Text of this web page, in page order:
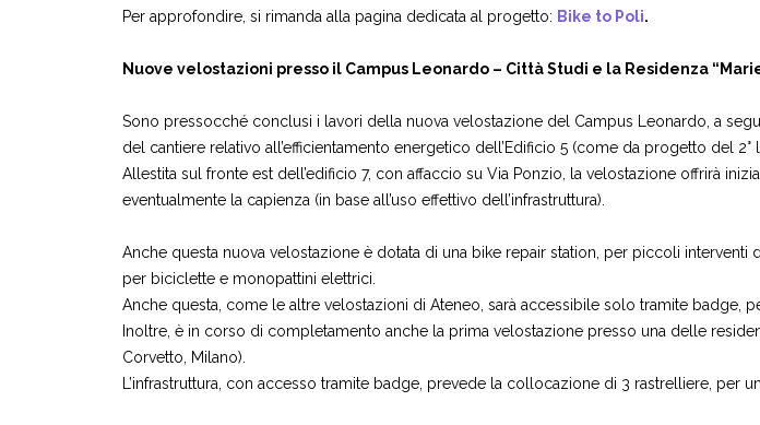
Per approfondire, si rimanda alla pagina dedicata al progetto: Bike to Poli.
Nuove velostazioni presso il Campus Leonardo – Città Studi e la Residenza
Sono pressocché conclusi i lavori della nuova velostazione del Campus Leonardo, a
del cantiere relativo all’efficientamento energetico dell’Edificio 5 (come da progetto del
Allestita sul fronte est dell’edificio 7, con affaccio su Via Ponzio, la velostazione offrirà
eventualmente la capienza (in base all’uso effettivo dell’infrastruttura).
Anche questa nuova velostazione è dotata di una bike repair station, per piccoli
per biciclette e monopattini elettrici.
Anche questa, come le altre velostazioni di Ateneo, sarà accessibile solo tramite badge,
Inoltre, è in corso di completamento anche la prima velostazione presso una delle
Corvetto, Milano).
L’infrastruttura, con accesso tramite badge, prevede la collocazione di 3 rastrelliere, per